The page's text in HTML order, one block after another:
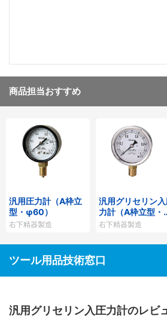
商品担当おすすめ
汎用圧力計（A枠立
型・φ60）
右下精器製造
汎用グリセリン
力計（A枠立型・
0）
右下精器製造
ツール用品技術窓口
汎用グリセリン入圧力計のレビ